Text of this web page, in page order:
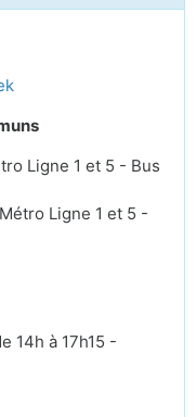
Ligne 1 et 5 - Bus
Ligne 1 et 5 -
14h à 17h15 -